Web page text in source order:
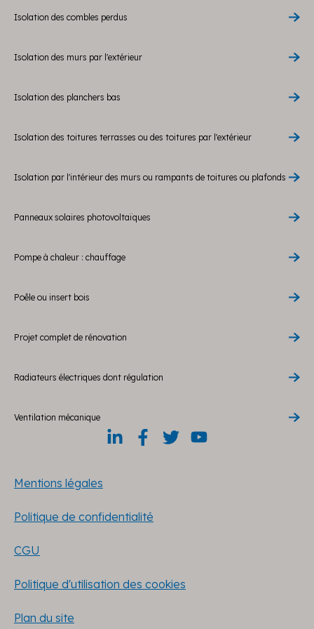
Isolation des combles perdus
Isolation des murs par l'extérieur
Isolation des planchers bas
Isolation des toitures terrasses ou des toitures par l'extérieur
Isolation par l'intérieur des murs ou rampants de toitures ou plafonds
Panneaux solaires photovoltaïques
Pompe à chaleur : chauffage
Poêle ou insert bois
Projet complet de rénovation
Radiateurs électriques dont régulation
Ventilation mécanique
Mentions légales
Politique de confidentialité
CGU
Politique d'utilisation des cookies
Plan du site